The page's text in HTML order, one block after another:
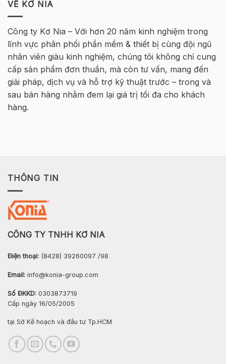
Bê
Cốt
thép
2026
–
Hà
Nội
MT
HØJGAARD
VIETNAM
VỀ KƠ NIA
Công ty Kơ Nia – Với hơn 20 năm kinh nghiệm trong
lĩnh vực phân phối phần mềm & thiết bị cùng đội ngũ
nhân viên giàu kinh nghiệm, chúng tôi không chỉ cung
cấp sản phẩm đơn thuần, mà còn tư vấn, mang đến
giải pháp, dịch vụ và hỗ trợ kỹ thuật trước – trong và
sau bán hàng nhằm đem lại giá trị tối đa cho khách
hàng.
THÔNG TIN
CÔNG TY TNHH KƠ NIA
Điện thoại: (8428) 39260097 /98
Email: info@konia-group.com
Số ĐKKD: 0303873719
Cấp ngày 16/05/2005
tại Sở Kế hoạch và đầu tư Tp.HCM